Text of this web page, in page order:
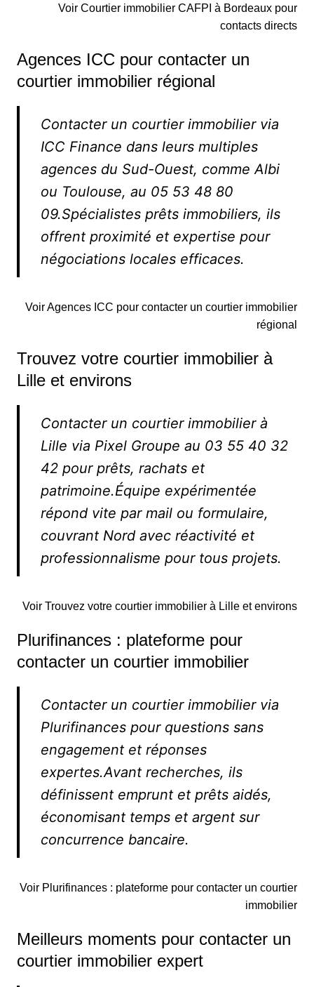
Voir Courtier immobilier CAFPI à Bordeaux pour
contacts directs
Agences ICC pour contacter un
courtier immobilier régional
Contacter un courtier immobilier via
ICC Finance dans leurs multiples
agences du Sud-Ouest, comme Albi
ou Toulouse, au 05 53 48 80
09.Spécialistes prêts immobiliers, ils
offrent proximité et expertise pour
négociations locales efficaces.
Voir Agences ICC pour contacter un courtier immobilier
régional
Trouvez votre courtier immobilier à
Lille et environs
Contacter un courtier immobilier à
Lille via Pixel Groupe au 03 55 40 32
42 pour prêts, rachats et
patrimoine.Équipe expérimentée
répond vite par mail ou formulaire,
couvrant Nord avec réactivité et
professionnalisme pour tous projets.
Voir Trouvez votre courtier immobilier à Lille et environs
Plurifinances : plateforme pour
contacter un courtier immobilier
Contacter un courtier immobilier via
Plurifinances pour questions sans
engagement et réponses
expertes.Avant recherches, ils
définissent emprunt et prêts aidés,
économisant temps et argent sur
concurrence bancaire.
Voir Plurifinances : plateforme pour contacter un courtier
immobilier
Meilleurs moments pour contacter un
courtier immobilier expert